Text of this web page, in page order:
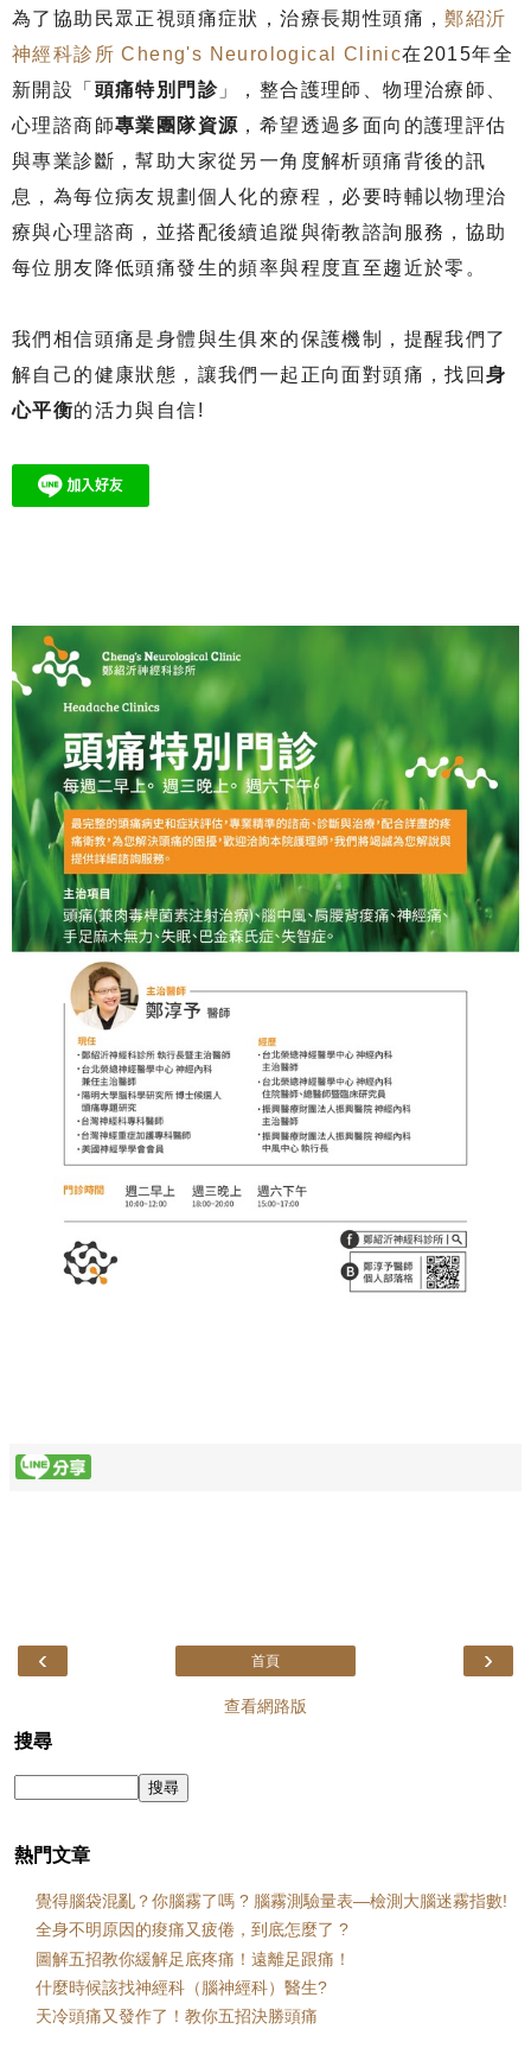
為了協助民眾正視頭痛症狀，治療長期性頭痛，‪鄭紹沂
神經科診所‬ Cheng's Neurological Clinic在2015年全
新開設「 ‪頭痛特別門診 ‬」，整合護理師、物理治療師、
心理諮商師‪專業團隊資源 ‬，希望透過多面向的護理評估
與專業診斷‬，幫助大家從另一角度解析頭痛背後的訊
息，為每位病友規劃個人化的療程，必要時輔以物理治
療與心理諮商‬，並搭配後續追蹤與衛教諮詢服務‬，協助
每位朋友降低頭痛發生的頻率與程度直至趨近於零。
我們相信頭痛是身體與生俱來的保護機制，提醒我們了
解自己的健康狀態，讓我們一起正向面對頭痛，找回身
心平衡的活力與自信‬!
‹ ›
首頁
查看網路版
搜尋
熱門文章
覺得腦袋混亂？你腦霧了嗎 ? 腦霧測驗量表—檢測大腦迷霧指數!
全身不明原因的痠痛又疲倦，到底怎麼了 ?
圖解五招教你緩解足底疼痛！遠離足跟痛！
什麼時候該找神經科（腦神經科）醫生?
天冷頭痛又發作了！教你五招決勝頭痛